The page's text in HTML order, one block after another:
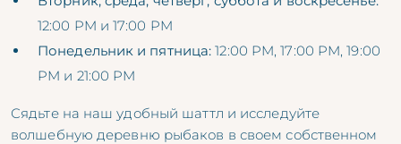
12:00 PM и 17:00 PM
Понедельник и пятница: 12:00 PM, 17:00 PM, 19:00
PM и 21:00 PM
Сядьте на наш удобный шаттл и исследуйте
волшебную деревню рыбаков в своем собственном